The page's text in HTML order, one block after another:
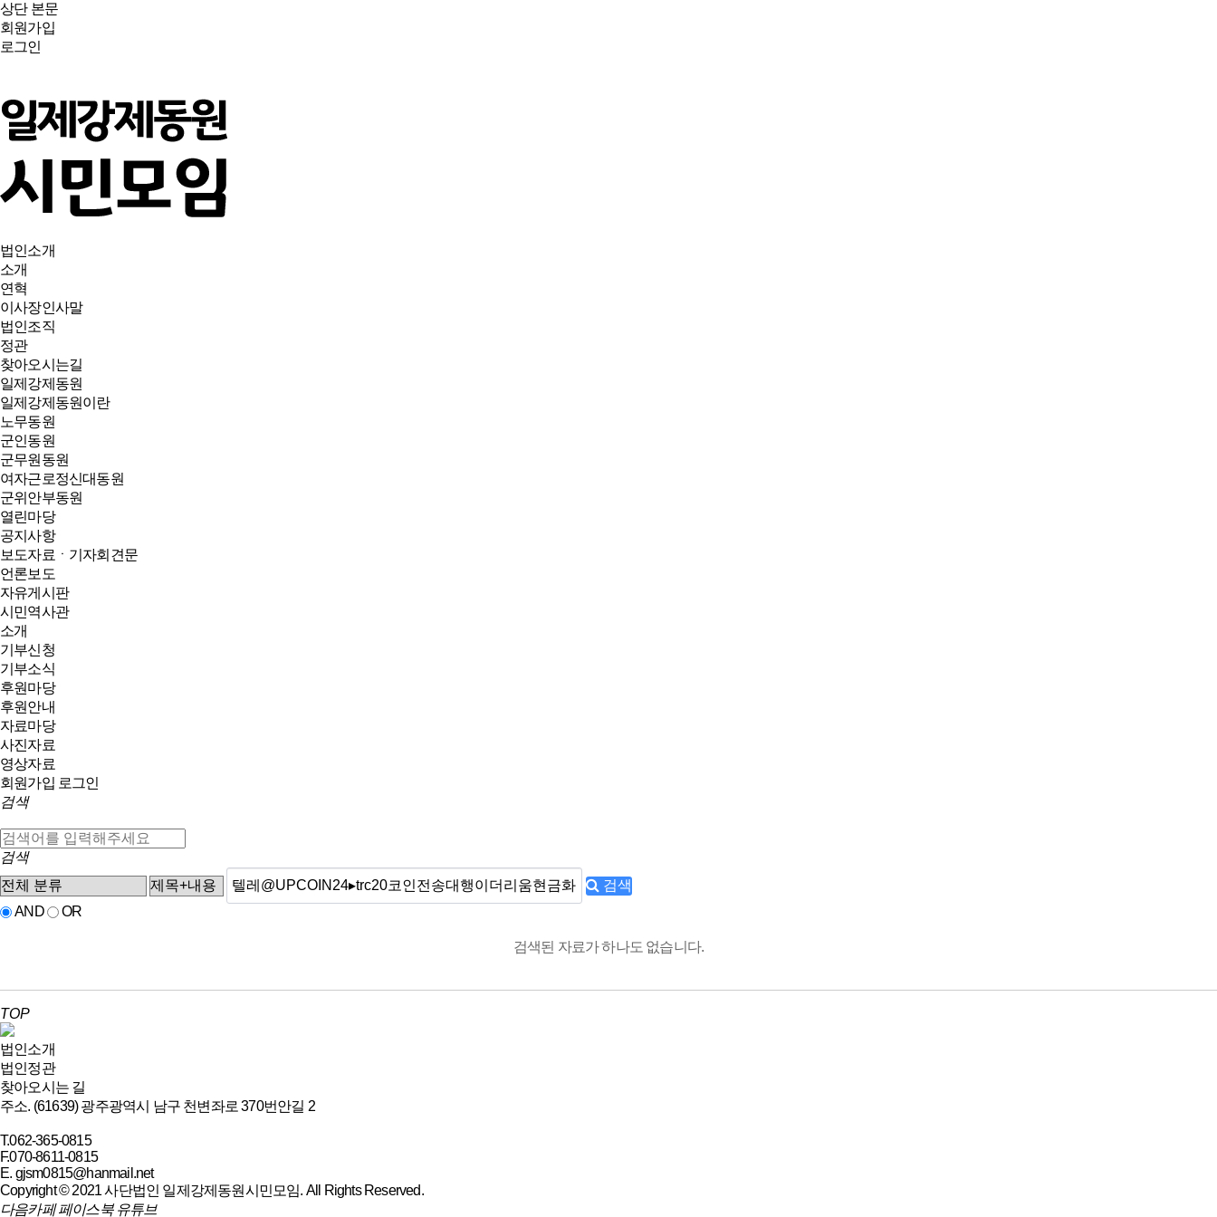
상단 본문
회원가입
로그인
법인소개
소개
연혁
이사장인사말
법인조직
정관
찾아오시는길
일제강제동원
일제강제동원이란
노무동원
군인동원
군무원동원
여자근로정신대동원
군위안부동원
열린마당
공지사항
보도자료ㆍ기자회견문
언론보도
자유게시판
시민역사관
소개
기부신청
기부소식
후원마당
후원안내
자료마당
사진자료
영상자료
회원가입 로그인
검색
검색
검색
AND
OR
검색된 자료가 하나도 없습니다.
TOP
법인소개
법인정관
찾아오시는 길
주소. (61639) 광주광역시 남구 천변좌로 370번안길 2
T.062-365-0815
F.070-8611-0815
E. gjsm0815@hanmail.net
Copyright © 2021 사단법인 일제강제동원시민모임. All Rights Reserved.
다음카페 페이스북 유튜브